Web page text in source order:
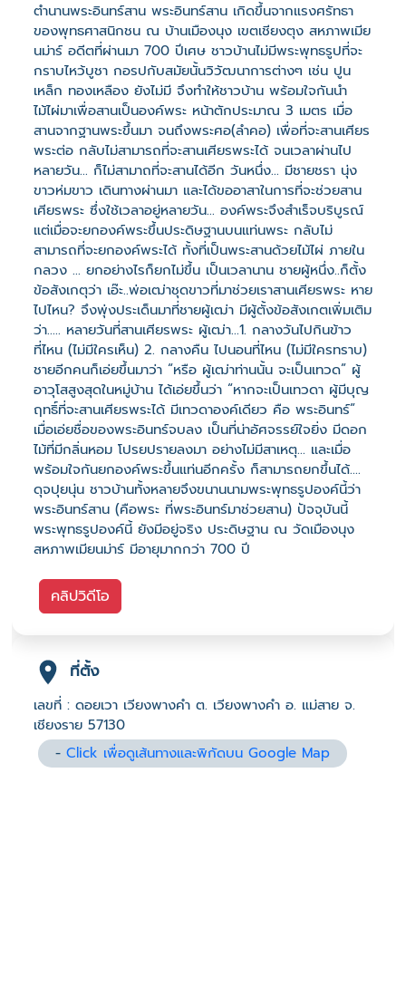
ตำนานพระอินทร์สาน พระอินทร์สาน เกิดขึ้นจากแรงศรัทธา
ของพุทธศาสนิกชน ณ บ้านเมืองนุง เขตเชียงตุง สหภาพเมีย
นม่าร์ อดีตที่ผ่านมา 700 ปีเศษ ชาวบ้านไม่มีพระพุทธรูปที่จะ
กราบไหว้บูชา กอรปกับสมัยนั้นวิวัฒนาการต่างๆ เช่น ปูน
เหล็ก ทองเหลือง ยังไม่มี จึงทำให้ชาวบ้าน พร้อมใจกันนำ
ไม้ไผ่มาเพื่อสานเป็นองค์พระ หน้าตักประมาณ 3 เมตร เมื่อ
สานจากฐานพระขึ้นมา จนถึงพระศอ(ลำคอ) เพื่อที่จะสานเศียร
พระต่อ กลับไม่สามารถที่จะสานเศียรพระได้ จนเวลาผ่านไป
หลายวัน... ก็ไม่สามาถที่จะสานได้อีก วันหนึ่ง... มีชายชรา นุ่ง
ขาวห่มขาว เดินทางผ่านมา และได้ขออาสาในการที่จะช่วยสาน
เศียรพระ ซึ่งใช้เวลาอยู่หลายวัน... องค์พระจึงสำเร็จบริบูรณ์
แต่เมื่อจะยกองค์พระขึ้นประดิษฐานบนแท่นพระ กลับไม่
สามารถที่จะยกองค์พระได้ ทั้งที่เป็นพระสานด้วยไม้ไผ่ ภายใน
กลวง ... ยกอย่างไรก็ยกไม่ขึ้น เป็นเวลานาน ชายผู้หนึ่ง..ก็ตั้ง
ข้อสังเกตุว่า เอ๊ะ..พ่อเฒ่าชุดขาวที่มาช่วยเราสานเศียรพระ หาย
ไปไหน? จึงพุ่งประเด็นมาที่ชายผู้เฒ่า มีผู้ตั้งข้อสังเกตเพิ่มเติม
ว่า..... หลายวันที่สานเศียรพระ ผู้เฒ่า...1. กลางวันไปกินข้าว
ที่ไหน (ไม่มีใครเห็น) 2. กลางคืน ไปนอนที่ไหน (ไม่มีใครทราบ)
ชายอีกคนก็เอ่ยขึ้นมาว่า “หรือ ผู้เฒ่าท่านนั้น จะเป็นเทวด” ผู้
อาวุโสสูงสุดในหมู่บ้าน ได้เอ่ยขึ้นว่า “หากจะเป็นเทวดา ผู้มีบุญ
ฤทธิ์ที่จะสานเศียรพระได้ มีเทวดาองค์เดียว คือ พระอินทร์”
เมื่อเอ่ยชื่อของพระอินทร์จบลง เป็นที่น่าอัศจรรย์ใจยิ่ง มีดอก
ไม้ที่มีกลิ่นหอม โปรยปรายลงมา อย่างไม่มีสาเหตุ... และเมื่อ
พร้อมใจกันยกองค์พระขึ้นแท่นอีกครั้ง ก็สามารถยกขึ้นได้....
ดุจปุยนุ่น ชาวบ้านทั้งหลายจึงขนานนามพระพุทธรูปองค์นี้ว่า
พระอินทร์สาน (คือพระ ที่พระอินทร์มาช่วยสาน) ปัจจุบันนี้
พระพุทธรูปองค์นี้ ยังมีอยู่จริง ประดิษฐาน ณ วัดเมืองนุง
สหภาพเมียนม่าร์ มีอายุมากกว่า 700 ปี
คลิปวิดีโอ
ที่ตั้ง
เลขที่ : ดอยเวา เวียงพางคำ ต. เวียงพางคำ อ. แม่สาย จ.
เชียงราย 57130
-Click เพื่อดูเส้นทางและพิกัดบน Google Map